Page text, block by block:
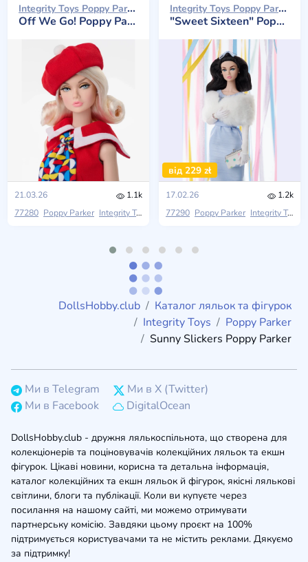
Integrity Toys Poppy Parker 2026
Off We Go! Poppy Parker
21.03.26
1.1k
77280 Poppy Parker Integrity Toys 2026 W Club
Integrity Toys Poppy Parker 2026
"Sweet Sixteen" Poppy Parker
від 229 zł
17.02.26
1.2k
77290 Poppy Parker Integrity Toys
DollsHobby.club
Каталог ляльок та фігурок
Integrity Toys
Poppy Parker
Sunny Slickers Poppy Parker
Ми в Telegram
Ми в X (Twitter)
Ми в Facebook
DigitalOcean
DollsHobby.club - дружня лялькоспільнота, що створена для
колекціонерів та поціновувачів колекційних ляльок та екшн
фігурок. Цікаві новини, корисна та детальна інформація,
каталог колекційних та екшн ляльок й фігурок, якісні лялькові
світлини, блоги та публікації. Коли ви купуєте через
посилання на нашому сайті, ми можемо отримувати
партнерську комісію. Завдяки цьому проєкт на 100%
підтримується користувачами та не містить реклами. Дякуємо
за підтримку!